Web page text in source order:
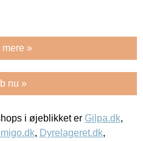
»
nu »
i øjeblikket er Gilpa.dk,
, Dyrelageret.dk,